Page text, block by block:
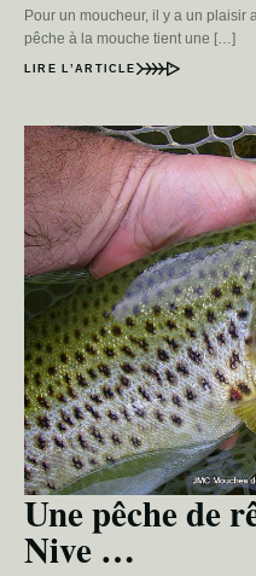
Pour un moucheur, il y a un plaisir
pêche à la mouche tient une […]
LIRE L’ARTICLE
Une pêche de
Nive …